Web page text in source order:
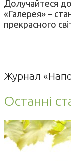
Долучайтеся
«Галерея» –
прекрасного
Журнал
Останні